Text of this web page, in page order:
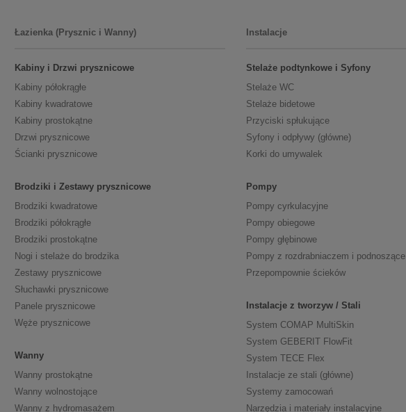
Łazienka (Prysznic i Wanny)
Kabiny i Drzwi prysznicowe
Kabiny półokrągłe
Kabiny kwadratowe
Kabiny prostokątne
Drzwi prysznicowe
Ścianki prysznicowe
Brodziki i Zestawy prysznicowe
Brodziki kwadratowe
Brodziki półokrągłe
Brodziki prostokątne
Nogi i stelaże do brodzika
Zestawy prysznicowe
Słuchawki prysznicowe
Panele prysznicowe
Węże prysznicowe
Wanny
Wanny prostokątne
Wanny wolnostojące
Wanny z hydromasażem
Instalacje
Stelaże podtynkowe i Syfony
Stelaże WC
Stelaże bidetowe
Przyciski spłukujące
Syfony i odpływy (główne)
Korki do umywalek
Pompy
Pompy cyrkulacyjne
Pompy obiegowe
Pompy głębinowe
Pompy z rozdrabniaczem i podnoszące
Przepompownie ścieków
Instalacje z tworzyw / Stali
System COMAP MultiSkin
System GEBERIT FlowFit
System TECE Flex
Instalacje ze stali (główne)
Systemy zamocowań
Narzędzia i materiały instalacyjne